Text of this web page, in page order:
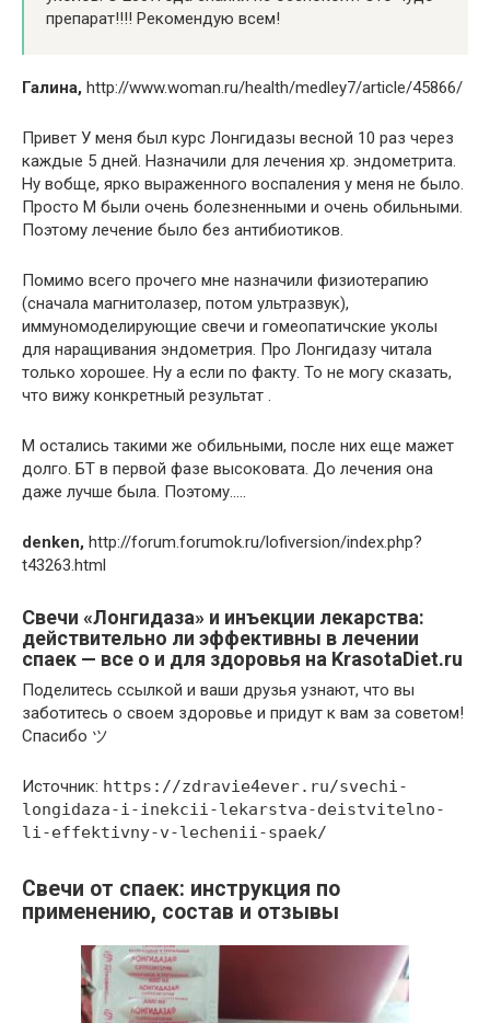
препарат!!!! Рекомендую всем!
Галина, http://www.woman.ru/health/medley7/article/45866/
Привет У меня был курс Лонгидазы весной 10 раз через
каждые 5 дней. Назначили для лечения хр. эндометрита.
Ну вобще, ярко выраженного воспаления у меня не было.
Просто М были очень болезненными и очень обильными.
Поэтому лечение было без антибиотиков.
Помимо всего прочего мне назначили физиотерапию
(сначала магнитолазер, потом ультразвук),
иммуномоделирующие свечи и гомеопатичские уколы
для наращивания эндометрия. Про Лонгидазу читала
только хорошее. Ну а если по факту. То не могу сказать,
что вижу конкретный результат .
М остались такими же обильными, после них еще мажет
долго. БТ в первой фазе высоковата. До лечения она
даже лучше была. Поэтому…..
denken, http://forum.forumok.ru/lofiversion/index.php?
t43263.html
Свечи «Лонгидаза» и инъекции лекарства:
действительно ли эффективны в лечении
спаек — все о и для здоровья на KrasotaDiet.ru
Поделитесь ссылкой и ваши друзья узнают, что вы
заботитесь о своем здоровье и придут к вам за советом!
Спасибо ツ
Источник: https://zdravie4ever.ru/svechi-
longidaza-i-inekcii-lekarstva-deistvitelno-
li-effektivny-v-lechenii-spaek/
Свечи от спаек: инструкция по
применению, состав и отзывы